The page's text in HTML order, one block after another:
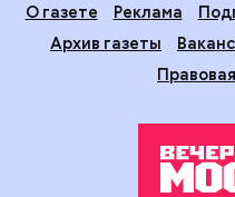
О газете Реклама
Архив газеты